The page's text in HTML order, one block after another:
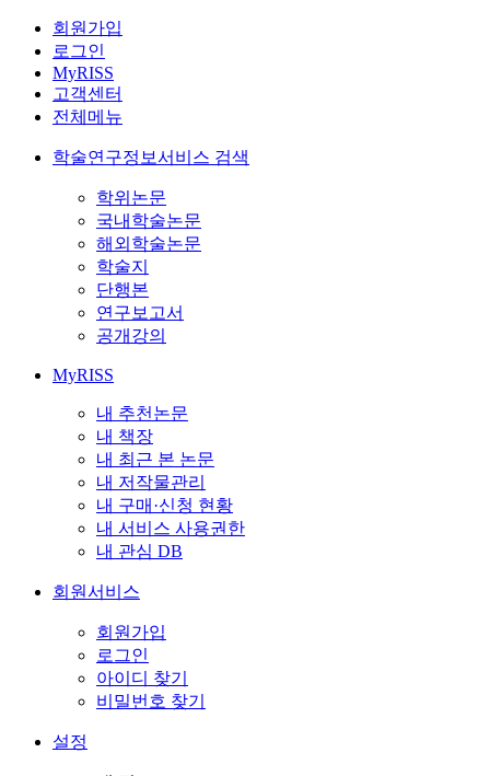
회원가입
로그인
MyRISS
고객센터
전체메뉴
학술연구정보서비스 검색
학위논문
국내학술논문
해외학술논문
학술지
단행본
연구보고서
공개강의
MyRISS
내 추천논문
내 책장
내 최근 본 논문
내 저작물관리
내 구매·신청 현황
내 서비스 사용권한
내 관심 DB
회원서비스
회원가입
로그인
아이디 찾기
비밀번호 찾기
설정